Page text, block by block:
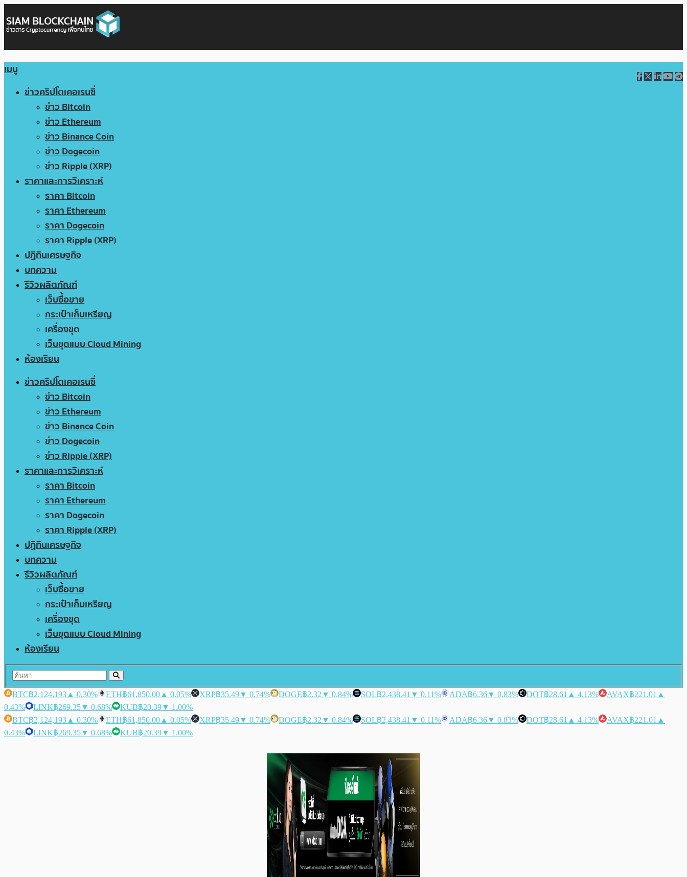
เมนู
ข่าวคริปโตเคอเรนซี่
ข่าว Bitcoin
ข่าว Ethereum
ข่าว Binance Coin
ข่าว Dogecoin
ข่าว Ripple (XRP)
ราคาและการวิเคราะห์
ราคา Bitcoin
ราคา Ethereum
ราคา Dogecoin
ราคา Ripple (XRP)
ปฏิทินเศรษฐกิจ
บทความ
รีวิวผลิตภัณฑ์
เว็บซื้อขาย
กระเป๋าเก็บเหรียญ
เครื่องขุด
เว็บขุดแบบ Cloud Mining
ห้องเรียน
ข่าวคริปโตเคอเรนซี่
ข่าว Bitcoin
ข่าว Ethereum
ข่าว Binance Coin
ข่าว Dogecoin
ข่าว Ripple (XRP)
ราคาและการวิเคราะห์
ราคา Bitcoin
ราคา Ethereum
ราคา Dogecoin
ราคา Ripple (XRP)
ปฏิทินเศรษฐกิจ
บทความ
รีวิวผลิตภัณฑ์
เว็บซื้อขาย
กระเป๋าเก็บเหรียญ
เครื่องขุด
เว็บขุดแบบ Cloud Mining
ห้องเรียน
BTC฿2,124,193 ▲ 0.30% ETH฿61,850.00 ▲ 0.05% XRP฿35.49▼ 0.74% DOGE฿2.32 ▼ 0.84% SOL฿2,438.41 ▼ 0.11% ADA฿6.36▼ 0.83% DOT฿28.61 ▲ 4.13% AVAX฿221.01 ▲
0.43%
LINK฿269.35▼ 0.68% KUB฿20.39▼ 1.00%
BTC฿2,124,193 ▲ 0.30% ETH฿61,850.00 ▲ 0.05% XRP฿35.49▼ 0.74% DOGE฿2.32 ▼ 0.84% SOL฿2,438.41 ▼ 0.11% ADA฿6.36▼ 0.83% DOT฿28.61 ▲ 4.13% AVAX฿221.01 ▲
0.43%
LINK฿269.35▼ 0.68% KUB฿20.39▼ 1.00%